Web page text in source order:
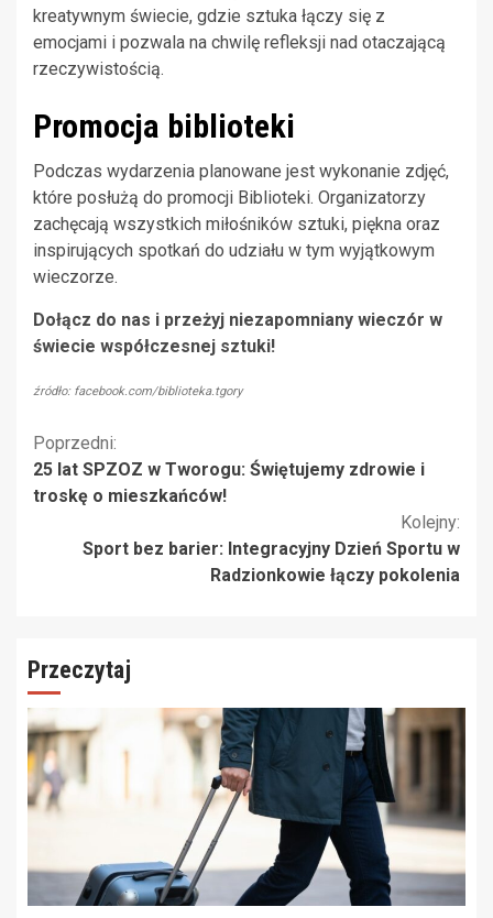
kreatywnym świecie, gdzie sztuka łączy się z
emocjami i pozwala na chwilę refleksji nad otaczającą
rzeczywistością.
Promocja biblioteki
Podczas wydarzenia planowane jest wykonanie zdjęć,
które posłużą do promocji Biblioteki. Organizatorzy
zachęcają wszystkich miłośników sztuki, piękna oraz
inspirujących spotkań do udziału w tym wyjątkowym
wieczorze.
Dołącz do nas i przeżyj niezapomniany wieczór w
świecie współczesnej sztuki!
źródło: facebook.com/biblioteka.tgory
Kontynuuj
czytanie
Poprzedni:
25 lat SPZOZ w Tworogu: Świętujemy zdrowie i
troskę o mieszkańców!
Kolejny:
Sport bez barier: Integracyjny Dzień Sportu w
Radzionkowie łączy pokolenia
Przeczytaj